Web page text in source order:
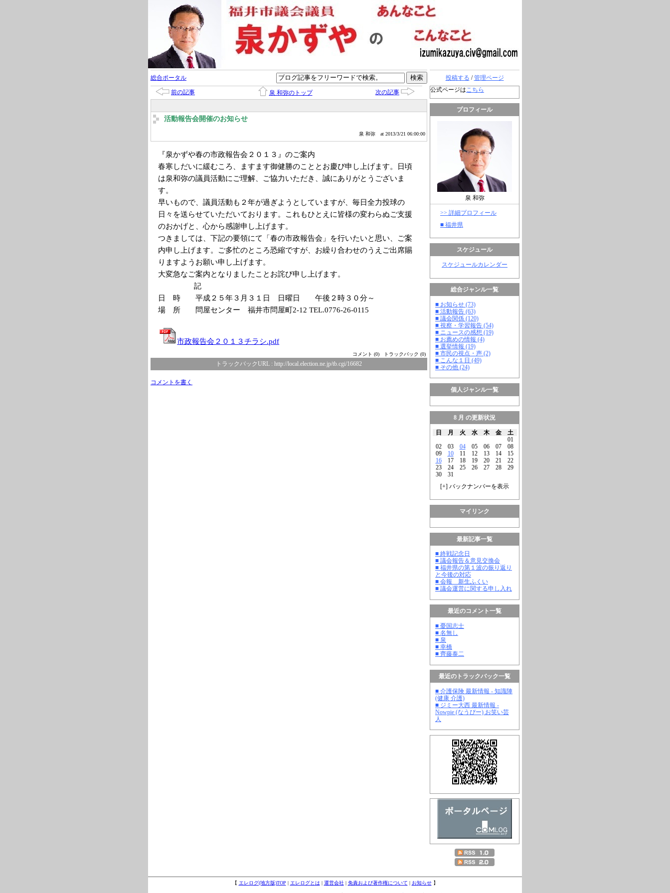
投稿する /管理ページ
公式ページはこちら
プロフィール
泉 和弥
>> 詳細プロフィール
■ 福井県
スケジュール
スケジュールカレンダー
総合ジャンル一覧
■ お知らせ (73)
■ 活動報告 (63)
■ 議会関係 (120)
■ 視察・学習報告 (54)
■ ニュースの感想 (19)
■ お薦めの情報 (4)
■ 選挙情報 (19)
■ 市民の視点・声 (2)
■ こんな１日 (49)
■ その他 (24)
個人ジャンル一覧
8 月 の更新状況
日 月 火 水 木 金
土
01
02
03 04 05 06 07
08
09
10 11 12 13 14
15
16
17 18 19 20 21
22
23
24 25 26 27 28
29
30
31
[+] バックナンバーを表示
マイリンク
最新記事一覧
■ 終戦記念日
■ 議会報告＆意見交換会
■ 福井県の第１波の振り返り
と今後の対応
■ 会報 新生ふくい
■ 議会運営に関する申し入れ
最近のコメント一覧
■ 憂国志士
■ 名無し
■ 泉
■ 幸橋
■ 齊藤泰二
最近のトラックバック一覧
■ 介護保険 最新情報 - 知識陣
(健康 介護)
■ ジミー大西 最新情報 -
Nowpie (なうぴー) お笑い芸
人
総合ポータル
前の記事 泉 和弥のトップ 次の記事
活動報告会開催のお知らせ
泉 和弥 at 2013/3/21 06:00:00
『泉かずや春の市政報告会２０１３』のご案内
春寒しだいに緩むころ、ますます御健勝のこととお慶び申し上げます。日頃
は泉和弥の議員活動にご理解、ご協力いただき、誠にありがとうございま
す。
早いもので、議員活動も２年が過ぎようとしていますが、毎日全力投球の
日々を送らせていただいております。これもひとえに皆様の変わらぬご支援
のおかげと、心から感謝申し上げます。
つきましては、下記の要領にて「春の市政報告会」を行いたいと思い、ご案
内申し上げます。ご多忙のところ恐縮ですが、お繰り合わせのうえご出席賜
りますようお願い申し上げます。
大変急なご案内となりましたことお詫び申し上げます。
記
日 時 平成２５年３月３１日 日曜日 午後２時３０分～
場 所 問屋センター 福井市問屋町2-12TEL.0776-26-0115
市政報告会２０１３チラシ.pdf
コメント (0) トラックバック (0)
トラックバックURL : http://local.election.ne.jp/tb.cgi/16682
コメントを書く
【 エレログ(地方版)TOP | エレログとは | 運営会社| 免責および著作権について | お知らせ】